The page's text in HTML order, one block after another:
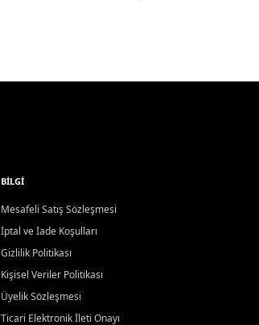
BILGI
Mesafeli Satış Sözleşmesi
İptal ve İade Koşulları
Gizlilik Politikası
Kişisel Veriler Politikası
Üyelik Sözleşmesi
Ticari Elektronik İleti Onayı